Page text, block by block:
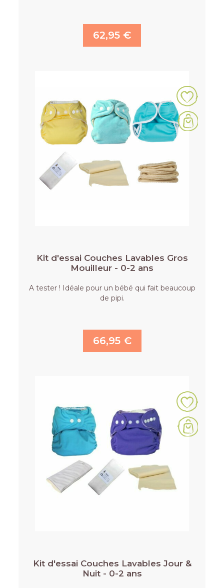
62,95 €
Kit d'essai Couches Lavables Gros
Mouilleur - 0-2 ans
A tester ! Idéale pour un bébé qui fait beaucoup
de pipi.
66,95 €
Kit d'essai Couches Lavables Jour &
Nuit - 0-2 ans